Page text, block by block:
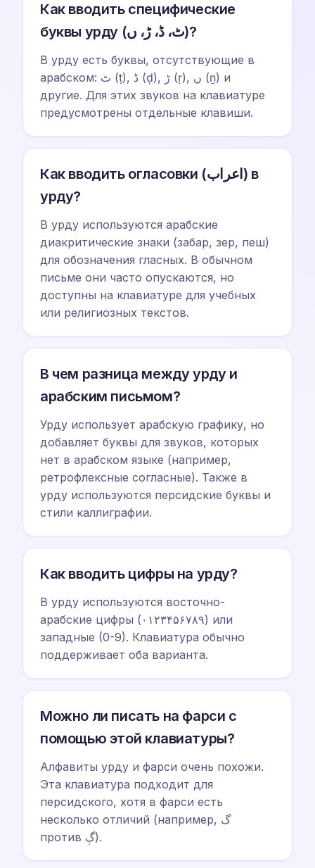
Как вводить специфические
буквы урду (ٹ، ڈ، ڑ، ں)?
В урду есть буквы, отсутствующие в
арабском: ٹ (ṭ), ڈ (ḍ), ڑ (ṛ), ں (ṉ) и
другие. Для этих звуков на клавиатуре
предусмотрены отдельные клавиши.
Как вводить огласовки (اعراب) в
урду?
В урду используются арабские
диакритические знаки (забар, зер, пеш)
для обозначения гласных. В обычном
письме они часто опускаются, но
доступны на клавиатуре для учебных
или религиозных текстов.
В чем разница между урду и
арабским письмом?
Урду использует арабскую графику, но
добавляет буквы для звуков, которых
нет в арабском языке (например,
ретрофлексные согласные). Также в
урду используются персидские буквы и
стили каллиграфии.
Как вводить цифры на урду?
В урду используются восточно-
арабские цифры (۰۱۲۳۴۵۶۷۸۹) или
западные (0-9). Клавиатура обычно
поддерживает оба варианта.
Можно ли писать на фарси с
помощью этой клавиатуры?
Алфавиты урду и фарси очень похожи.
Эта клавиатура подходит для
персидского, хотя в фарси есть
несколько отличий (например, گ
против ڳ).